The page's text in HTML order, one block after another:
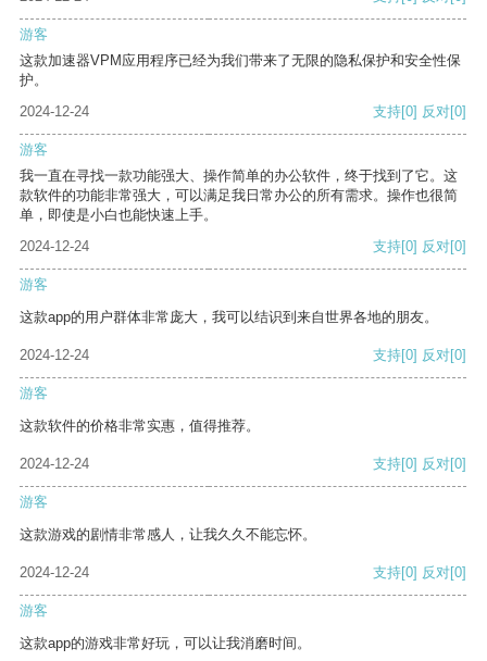
游客
这款加速器VPM应用程序已经为我们带来了无限的隐私保护和安全性保
护。
2024-12-24
支持[0] 反对[0]
游客
我一直在寻找一款功能强大、操作简单的办公软件，终于找到了它。这
款软件的功能非常强大，可以满足我日常办公的所有需求。操作也很简
单，即使是小白也能快速上手。
2024-12-24
支持[0] 反对[0]
游客
这款app的用户群体非常庞大，我可以结识到来自世界各地的朋友。
2024-12-24 支持[0] 反对[0]
游客
这款软件的价格非常实惠，值得推荐。
2024-12-24 支持[0] 反对[0]
游客
这款游戏的剧情非常感人，让我久久不能忘怀。
2024-12-24 支持[0] 反对[0]
游客
这款app的游戏非常好玩，可以让我消磨时间。